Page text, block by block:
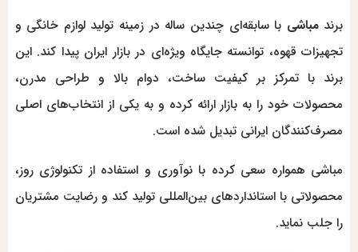
برندمباشی با سابقه‌ای چندین ساله در زمینه تولید لوازم خانگی و
تجهیزات قهوه، توانسته جایگاه ویژه‌ای در بازار ایران پیدا کند. این
برند با تمرکز بر کیفیت ساخت، دوام بالا و طراحی مدرن،
محصولات خود را به بازار ارائه کرده و به یکی از انتخاب‌های اصلی
مصرف‌کنندگان ایرانی تبدیل شده است.
مباشی همواره سعی کرده با نوآوری و استفاده از تکنولوژی روز،
محصولاتی با استانداردهای بین‌المللی تولید کند و رضایت مشتریان
را جلب نماید.